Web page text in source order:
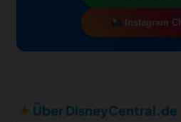
Instagram
Über DisneyCentral.de